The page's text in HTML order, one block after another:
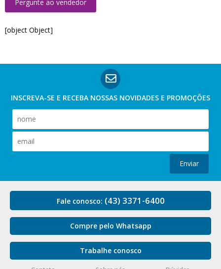
Pergunte ao vendedor
[object Object]
INSCREVA-SE E RECEBA NOSSAS NOVIDADES E PROMOÇÕES
Enviar
Fale conosco: (43) 3371-6400
Compre pelo Whatsapp
Trabalhe conosco